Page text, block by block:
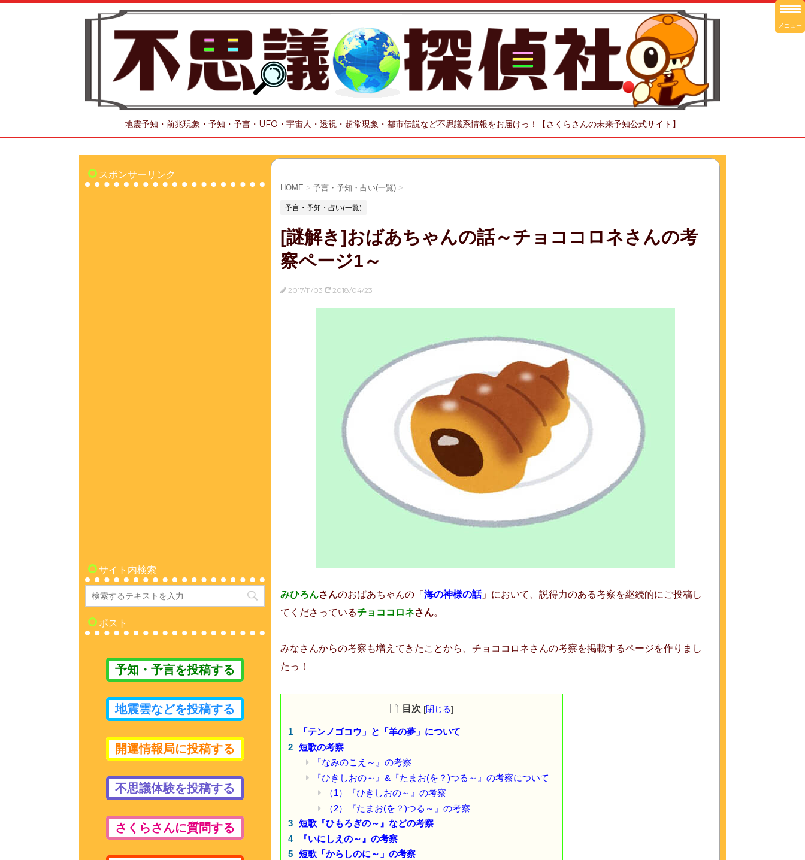
地震予知・前兆現象・予知・予言・UFO・宇宙人・透視・超常現象・都市伝説など不思議系情報をお届けっ！【さくらさんの未来予知公式サイト】
HOME > 予言・予知・占い(一覧) >
予言・予知・占い(一覧)
[謎解き]おばあちゃんの話～チョココロネさんの考
察ページ1～
2017/11/03 2018/04/23
みひろんさんのおばあちゃんの「 海の神様の話」において、説得力のある考察を継続的にご投稿し
てくださっているチョココロネさん。
みなさんからの考察も増えてきたことから、チョココロネさんの考察を掲載するページを作りまし
たっ！
目次 [閉じる]
「テンノゴコウ」と「羊の夢」について
短歌の考察
『なみのこえ～』の考察
『ひきしおの～』&『たまお(を？)つる～』の考察について
（1）『ひきしおの～』の考察
（2）『たまお(を？)つる～』の考察
短歌『ひもろぎの～』などの考察
『いにしえの～』の考察
短歌「からしのに～」の考察
スポンサーリンク
サイト内検索
ポスト
予知・予言を投稿する
地震雲などを投稿する
開運情報局に投稿する
不思議体験を投稿する
さくらさんに質問する
メニュー